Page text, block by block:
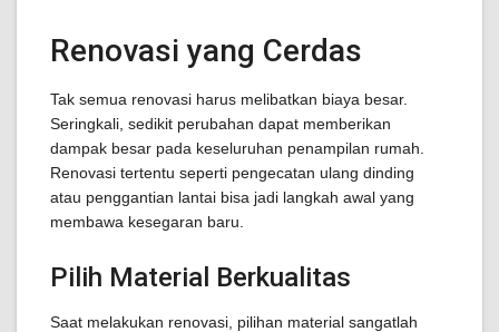
Renovasi yang Cerdas
Tak semua renovasi harus melibatkan biaya besar.
Seringkali, sedikit perubahan dapat memberikan
dampak besar pada keseluruhan penampilan rumah.
Renovasi tertentu seperti pengecatan ulang dinding
atau penggantian lantai bisa jadi langkah awal yang
membawa kesegaran baru.
Pilih Material Berkualitas
Saat melakukan renovasi, pilihan material sangatlah